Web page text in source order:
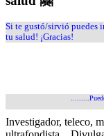
Si te gustó/sirvió puedes
tu salud! ¡Gracias!
Investigador, teleco,